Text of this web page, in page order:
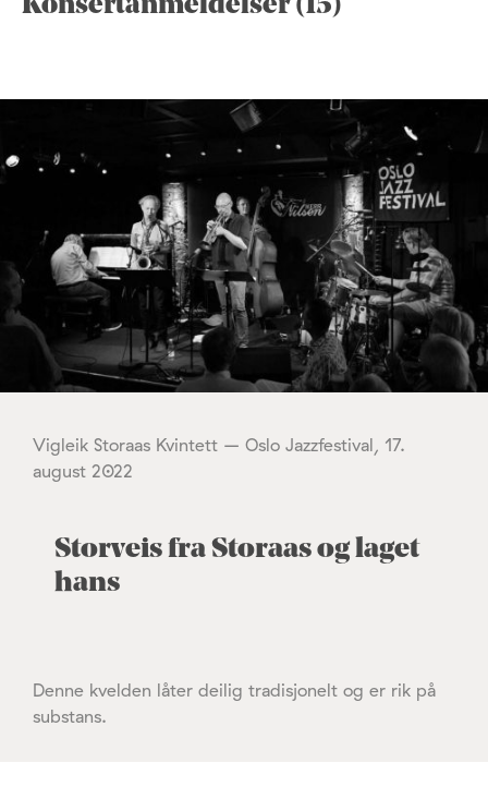
Konsertanmeldelser (15)
Vigleik Storaas Kvintett – Oslo Jazzfestival, 17.
august 2022
Storveis fra Storaas og laget
hans
Denne kvelden låter deilig tradisjonelt og er rik på
substans.